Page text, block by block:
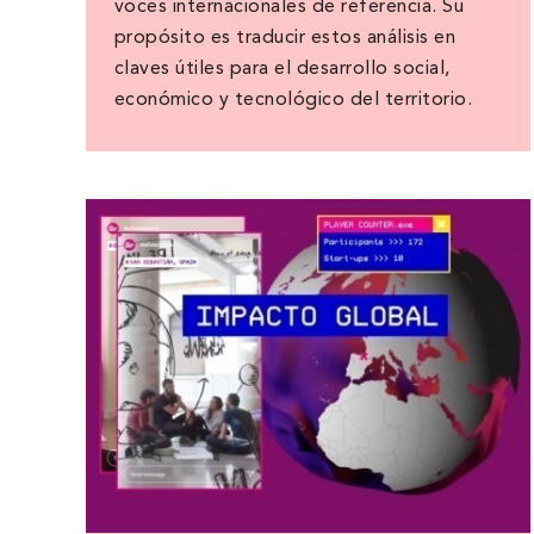
voces internacionales de referencia. Su
propósito es traducir estos análisis en
claves útiles para el desarrollo social,
económico y tecnológico del territorio.